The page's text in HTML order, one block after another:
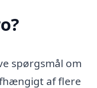
spørgsmål om
af flere